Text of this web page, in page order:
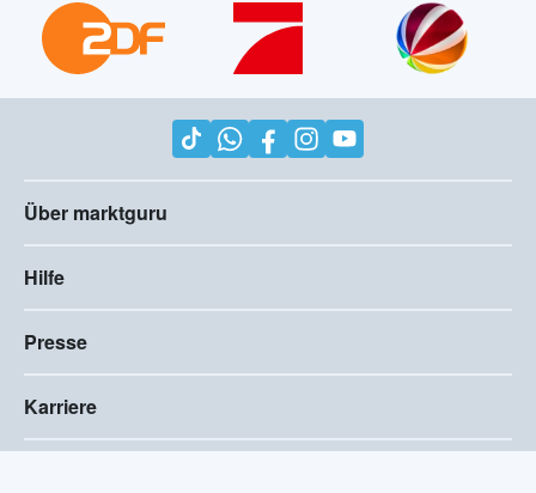
Über marktguru
Hilfe
Presse
Karriere